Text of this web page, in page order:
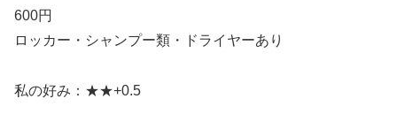
600円
ロッカー・シャンプー類・ドライヤーあり
私の好み：★★+0.5